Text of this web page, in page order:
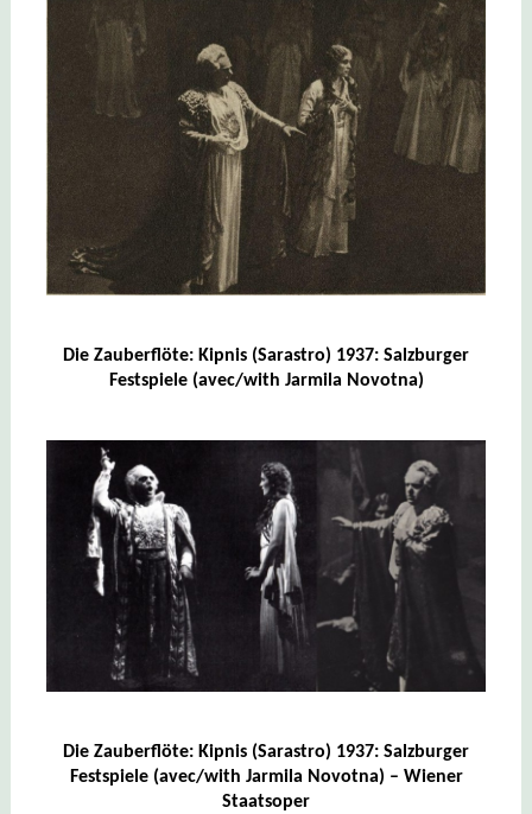
Die Zauberflöte: Kipnis (Sarastro) 1937: Salzburger
Festspiele (avec/with Jarmila Novotna)
Die Zauberflöte: Kipnis (Sarastro) 1937: Salzburger
Festspiele (avec/with Jarmila Novotna) – Wiener
Staatsoper